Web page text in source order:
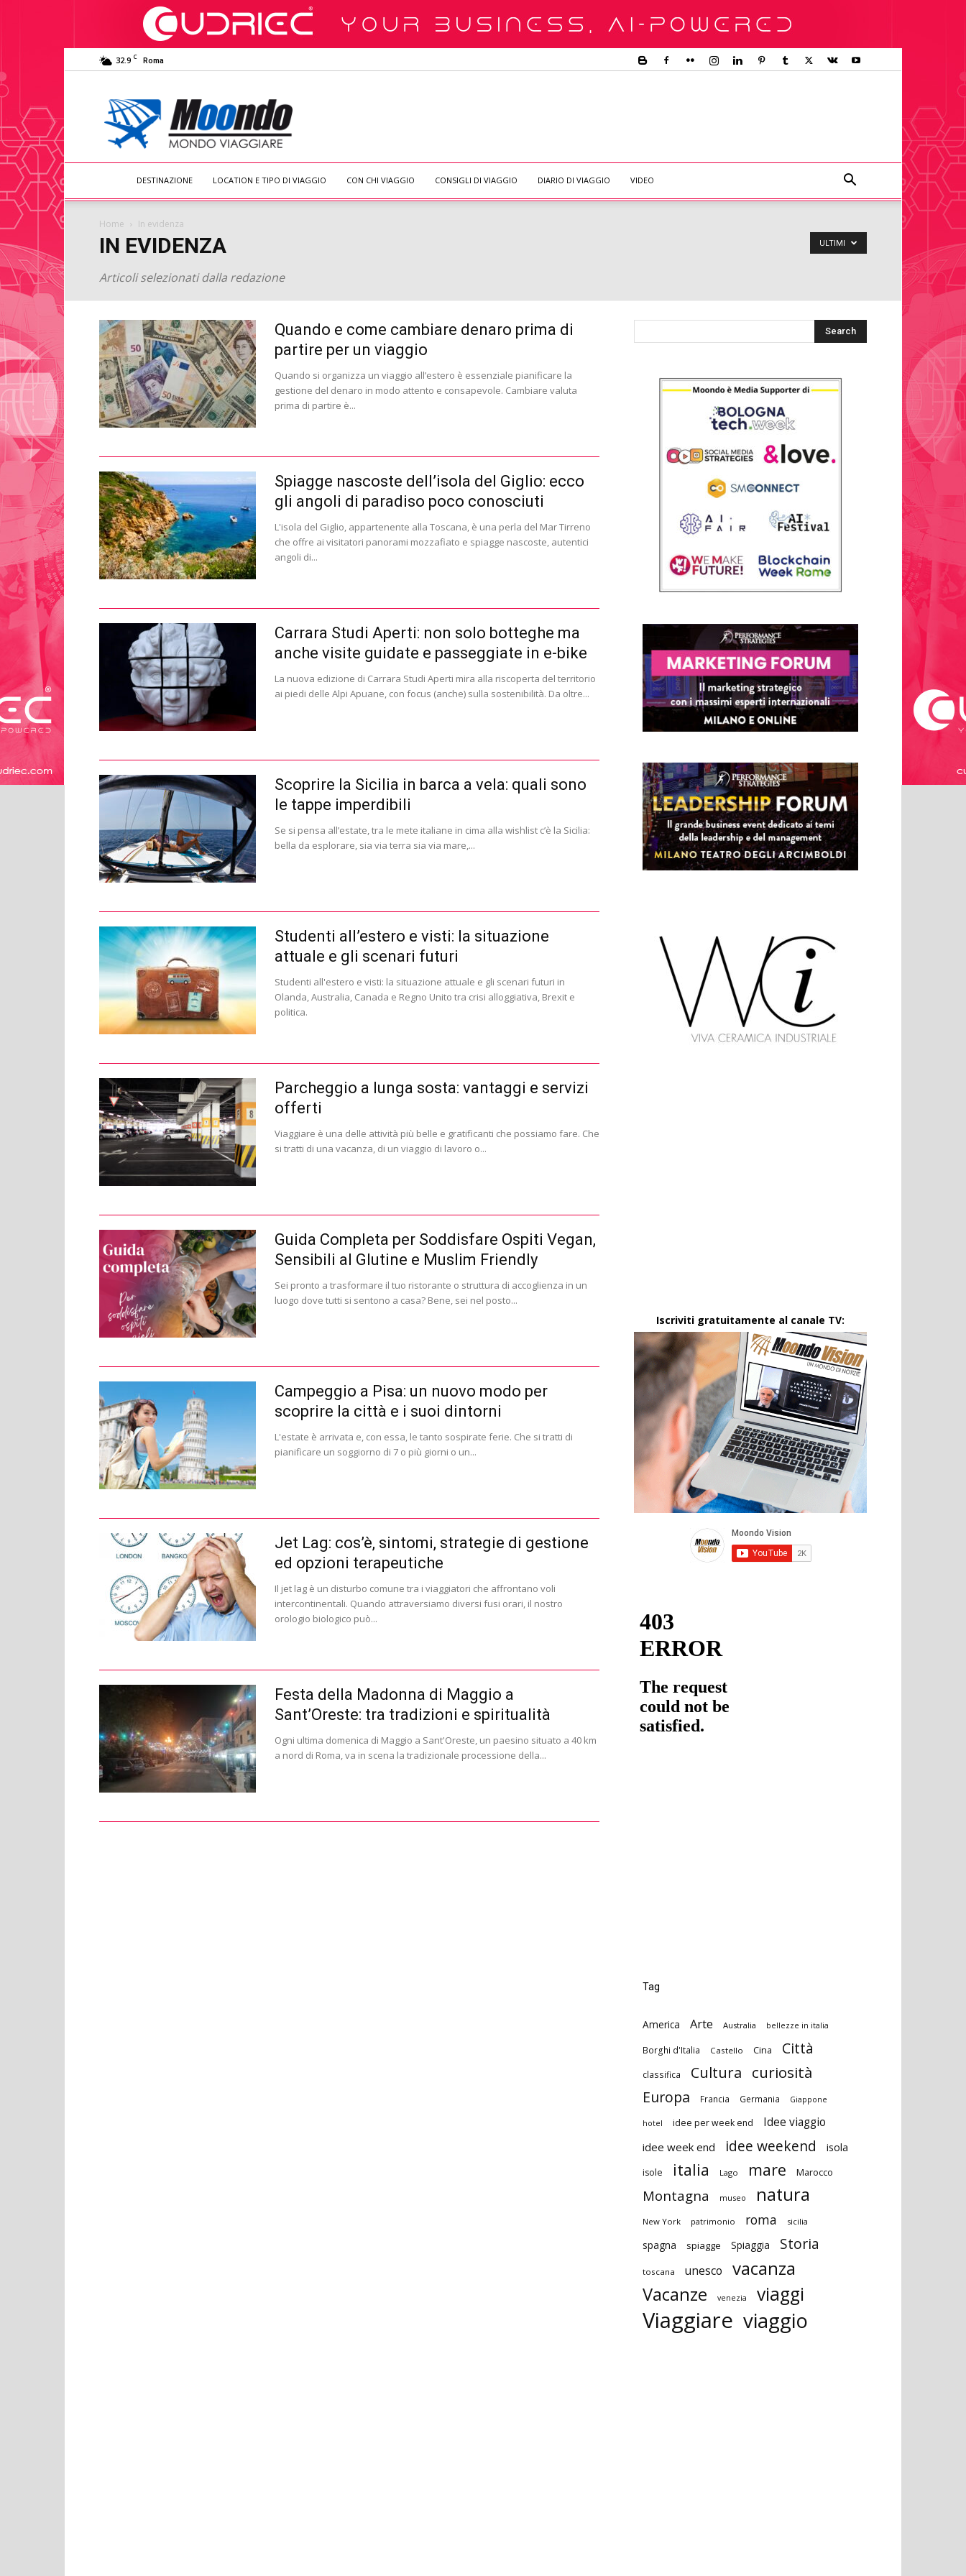
32.9 C Roma
Moondo
Viaggiare
DESTINAZIONE LOCATION E TIPO DI VIAGGIO CON CHI VIAGGIO CONSIGLI DI VIAGGIO DIARIO DI VIAGGIO VIDEO
Home In evidenza
IN EVIDENZA
Articoli selezionati dalla redazione
ULTIMI
Quando e come cambiare denaro prima di
partire per un viaggio
Quando si organizza un viaggio all’estero è essenziale pianificare la
gestione del denaro in modo attento e consapevole. Cambiare valuta
prima di partire è...
Spiagge nascoste dell’isola del Giglio: ecco
gli angoli di paradiso poco conosciuti
L'isola del Giglio, appartenente alla Toscana, è una perla del Mar Tirreno
che offre ai visitatori panorami mozzafiato e spiagge nascoste, autentici
angoli di...
Carrara Studi Aperti: non solo botteghe ma
anche visite guidate e passeggiate in e-bike
La nuova edizione di Carrara Studi Aperti mira alla riscoperta del territorio
ai piedi delle Alpi Apuane, con focus (anche) sulla sostenibilità. Da oltre...
Scoprire la Sicilia in barca a vela: quali sono
le tappe imperdibili
Se si pensa all’estate, tra le mete italiane in cima alla wishlist c’è la Sicilia:
bella da esplorare, sia via terra sia via mare,...
Studenti all’estero e visti: la situazione
attuale e gli scenari futuri
Studenti all'estero e visti: la situazione attuale e gli scenari futuri in
Olanda, Australia, Canada e Regno Unito tra crisi alloggiativa, Brexit e
politica.
Parcheggio a lunga sosta: vantaggi e servizi
offerti
Viaggiare è una delle attività più belle e gratificanti che possiamo fare. Che
si tratti di una vacanza, di un viaggio di lavoro o...
Guida Completa per Soddisfare Ospiti Vegan,
Sensibili al Glutine e Muslim Friendly
Sei pronto a trasformare il tuo ristorante o struttura di accoglienza in un
luogo dove tutti si sentono a casa? Bene, sei nel posto...
Campeggio a Pisa: un nuovo modo per
scoprire la città e i suoi dintorni
L'estate è arrivata e, con essa, le tanto sospirate ferie. Che si tratti di
pianificare un soggiorno di 7 o più giorni o un...
Jet Lag: cos’è, sintomi, strategie di gestione
ed opzioni terapeutiche
Il jet lag è un disturbo comune tra i viaggiatori che affrontano voli
intercontinentali. Quando attraversiamo diversi fusi orari, il nostro
orologio biologico può...
Festa della Madonna di Maggio a
Sant’Oreste: tra tradizioni e spiritualità
Ogni ultima domenica di Maggio a Sant'Oreste, un paesino situato a 40 km
a nord di Roma, va in scena la tradizionale processione della...
Iscriviti gratuitamente al canale TV:
Tag
America Arte Australia bellezze in italia
Borghi d'Italia Castello Cina Città
classifica Cultura curiosità
Europa Francia Germania Giappone
hotel idee per week end Idee viaggio
idee week end idee weekend isola
isole italia Lago mare Marocco
Montagna museo natura
New York patrimonio roma sicilia
spagna spiagge Spiaggia Storia
toscana unesco vacanza
Vacanze venezia viaggi
Viaggiare viaggio